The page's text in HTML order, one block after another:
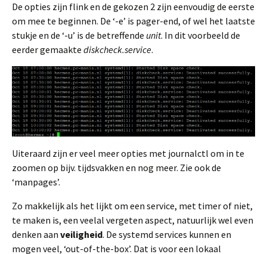
De opties zijn flink en de gekozen 2 zijn eenvoudig de eerste
om mee te beginnen. De ‘-e’ is pager-end, of wel het laatste
stukje en de ‘-u’ is de betreffende unit. In dit voorbeeld de
eerder gemaakte diskcheck.service.
Uiteraard zijn er veel meer opties met journalctl om in te
zoomen op bijv. tijdsvakken en nog meer. Zie ook de
‘manpages’.
Zo makkelijk als het lijkt om een service, met timer of niet,
te maken is, een veelal vergeten aspect, natuurlijk wel even
denken aan veiligheid. De systemd services kunnen en
mogen veel, ‘out-of-the-box’. Dat is voor een lokaal